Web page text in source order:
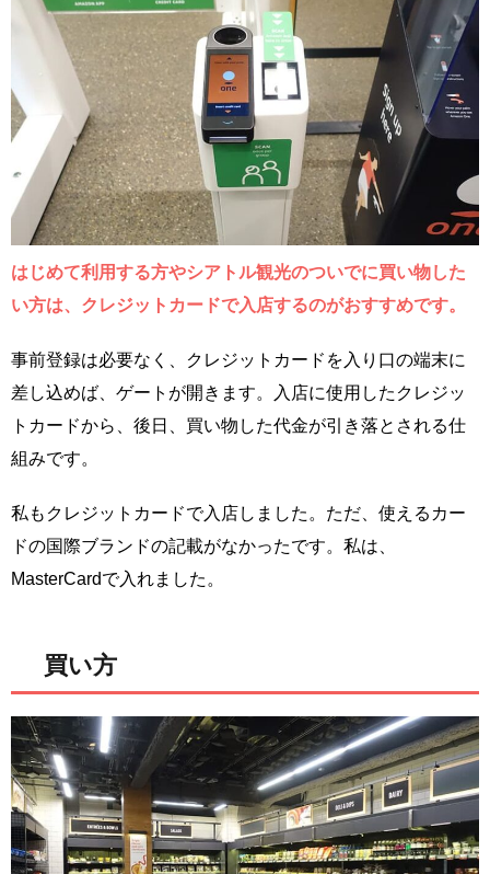
はじめて利用する方やシアトル観光のついでに買い物した
い方は、クレジットカードで入店するのがおすすめです。
事前登録は必要なく、クレジットカードを入り口の端末に
差し込めば、ゲートが開きます。入店に使用したクレジッ
トカードから、後日、買い物した代金が引き落とされる仕
組みです。
私もクレジットカードで入店しました。ただ、使えるカー
ドの国際ブランドの記載がなかったです。私は、
MasterCardで入れました。
買い方